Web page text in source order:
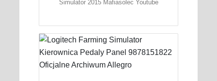
Simulator 2015 Mafiasolec Youtube